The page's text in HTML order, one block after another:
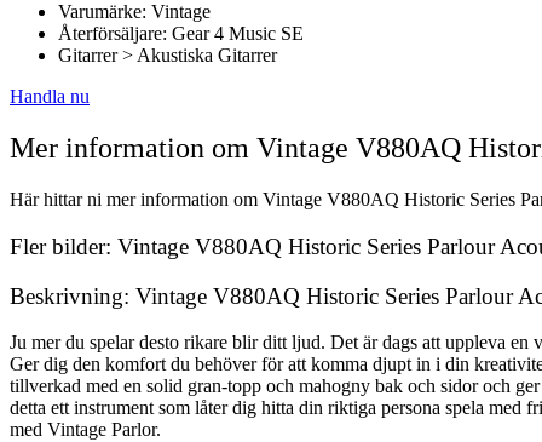
Varumärke: Vintage
Återförsäljare: Gear 4 Music SE
Gitarrer > Akustiska Gitarrer
Handla nu
Mer information om Vintage V880AQ
Här hittar ni mer information om Vintage V880AQ Historic Series
Fler bilder: Vintage V880AQ Historic Series Parlour
Beskrivning: Vintage V880AQ Historic Series Parlour
Ju mer du spelar desto rikare blir ditt ljud. Det är dags att uppleva
Ger dig den komfort du behöver för att komma djupt in i din
tillverkad med en solid gran-topp och mahogny bak och sidor och
detta ett instrument som låter dig hitta din riktiga persona spela
med Vintage Parlor.